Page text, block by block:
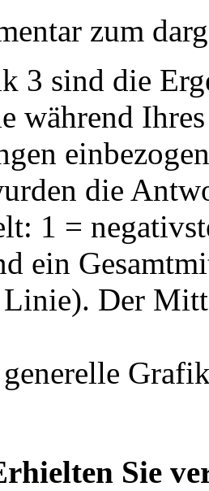
zum
3 sind die
während
die
1 =
ein
Der
Sie